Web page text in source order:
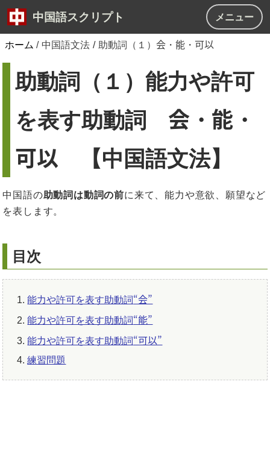
中国語スクリプト メニュー
ホーム / 中国語文法 / 助動詞（１） 会・ 能・ 可以
助動詞（１）能力や許可
を表す助動詞 会 ・ 能 ・
可以 【中国語文法】
中国語の助動詞は動詞の前に来て、能力や意欲、願望など
を表します。
目次
能力や許可を表す助動詞“会”
能力や許可を表す助動詞“能”
能力や許可を表す助動詞“可以”
練習問題